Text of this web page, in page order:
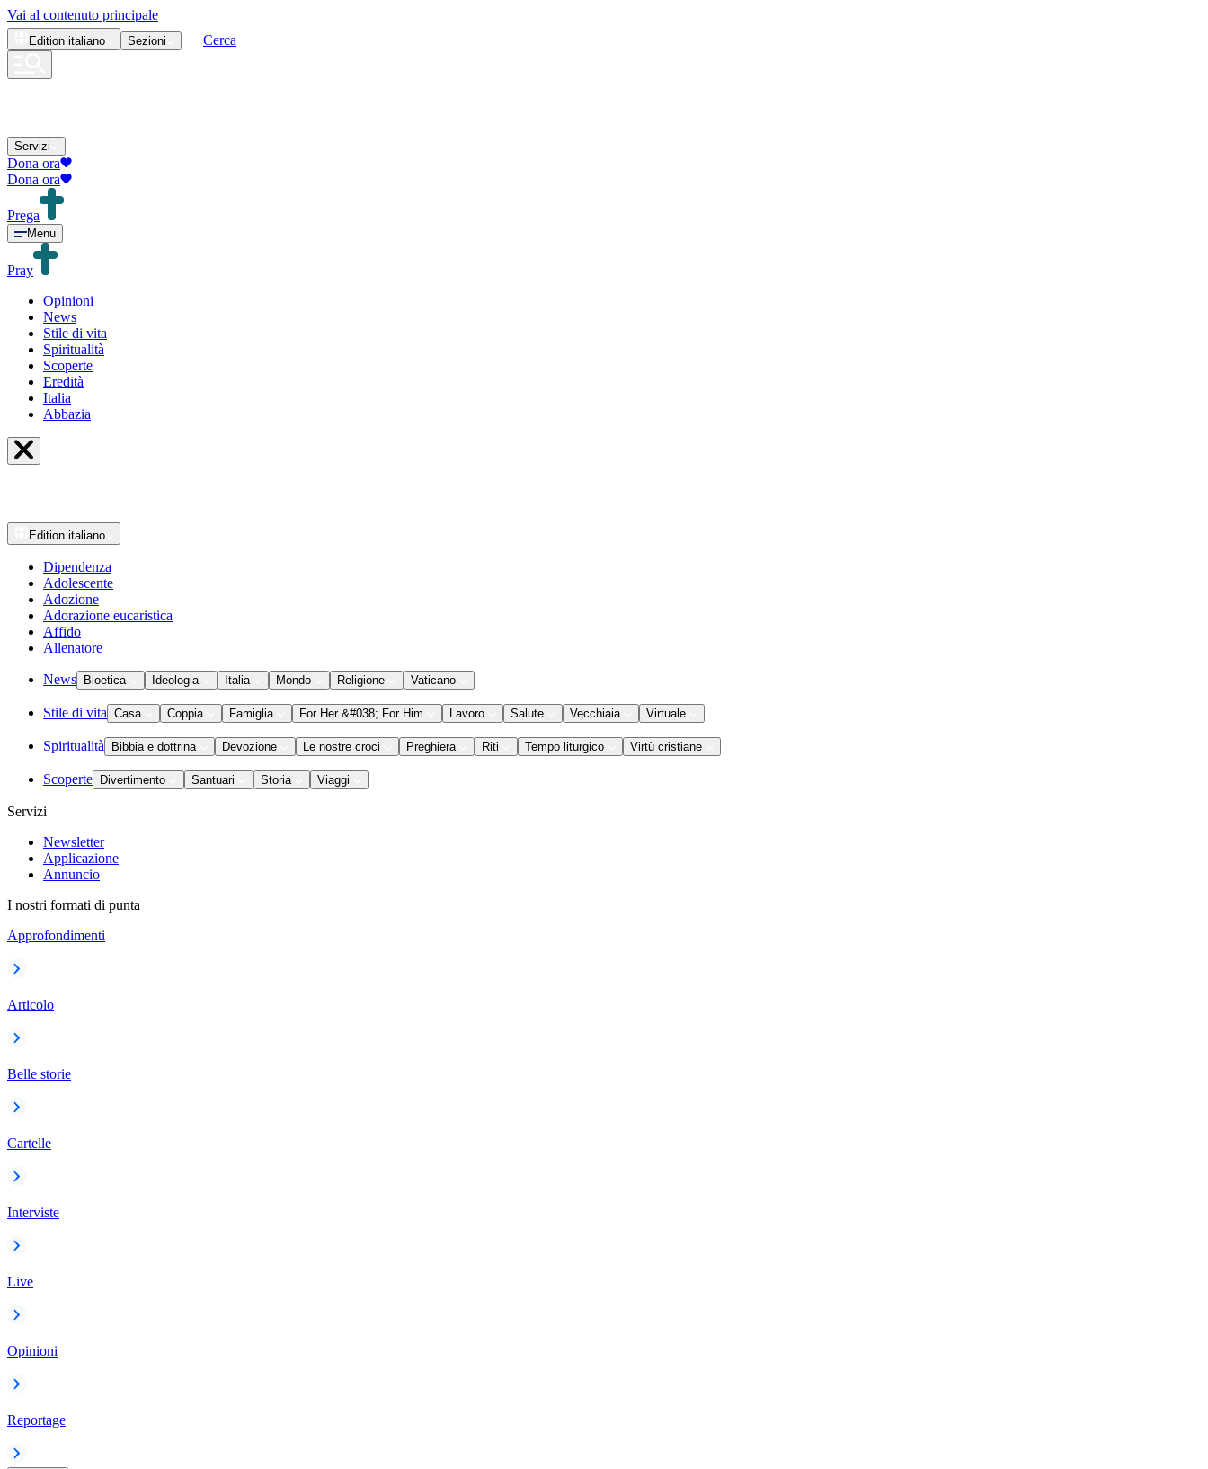
Vai al contenuto principale
Edition italiano Sezioni Cerca
Servizi
Dona ora
Dona ora
Prega
Menu
Pray
Opinioni
News
Stile di vita
Spiritualità
Scoperte
Eredità
Italia
Abbazia
Edition italiano
Dipendenza
Adolescente
Adozione
Adorazione eucaristica
Affido
Allenatore
News Bioetica Ideologia Italia Mondo Religione Vaticano
Stile di vita Casa Coppia Famiglia For Her &#038; For Him Lavoro Salute Vecchiaia Virtuale
Spiritualità Bibbia e dottrina Devozione Le nostre croci Preghiera Riti Tempo liturgico Virtù cristiane
Scoperte Divertimento Santuari Storia Viaggi
Servizi
Newsletter
Applicazione
Annuncio
I nostri formati di punta
Approfondimenti
Articolo
Belle storie
Cartelle
Interviste
Live
Opinioni
Reportage